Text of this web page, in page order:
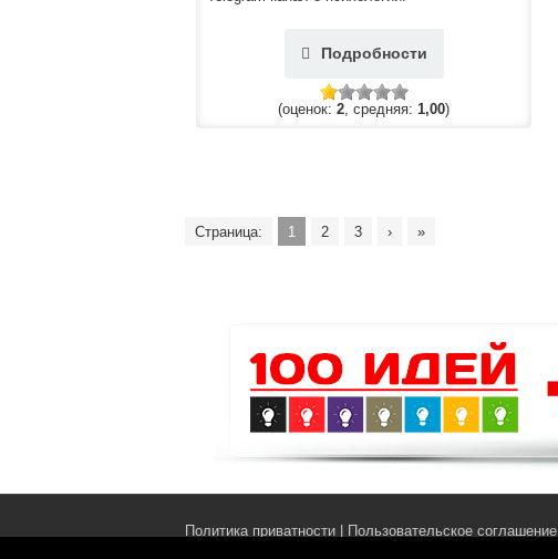
Подробности
(оценок: 2 , средняя: 1,00)
Страница: 1 2 3 › »
Политика приватности Пользовательское соглашение